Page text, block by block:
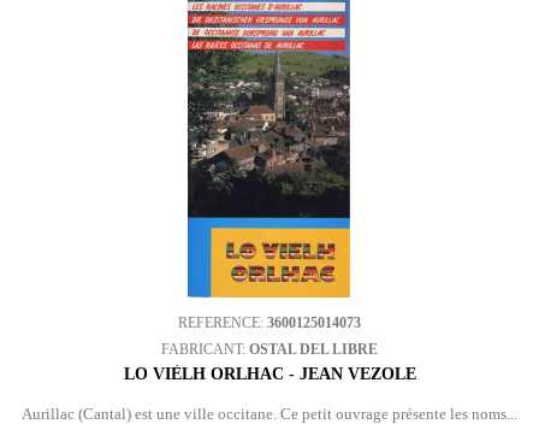
REFERENCE: 3600125014073
FABRICANT: OSTAL DEL LIBRE
LO VIÈLH ORLHAC - JEAN VEZOLE
Aurillac (Cantal) est une ville occitane. Ce petit ouvrage présente les noms...